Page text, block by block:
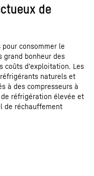
de
consommer le
grand bonheur des
d’exploitation. Les
naturels et
à des compresseurs à
réfrigération élevée et
de réchauffement